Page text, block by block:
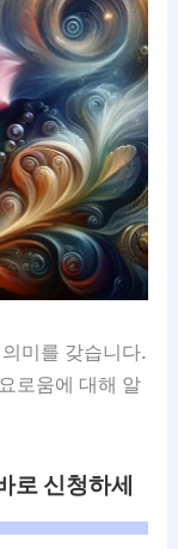
미를 갖습니다.
로움에 대해 알
로 신청하세